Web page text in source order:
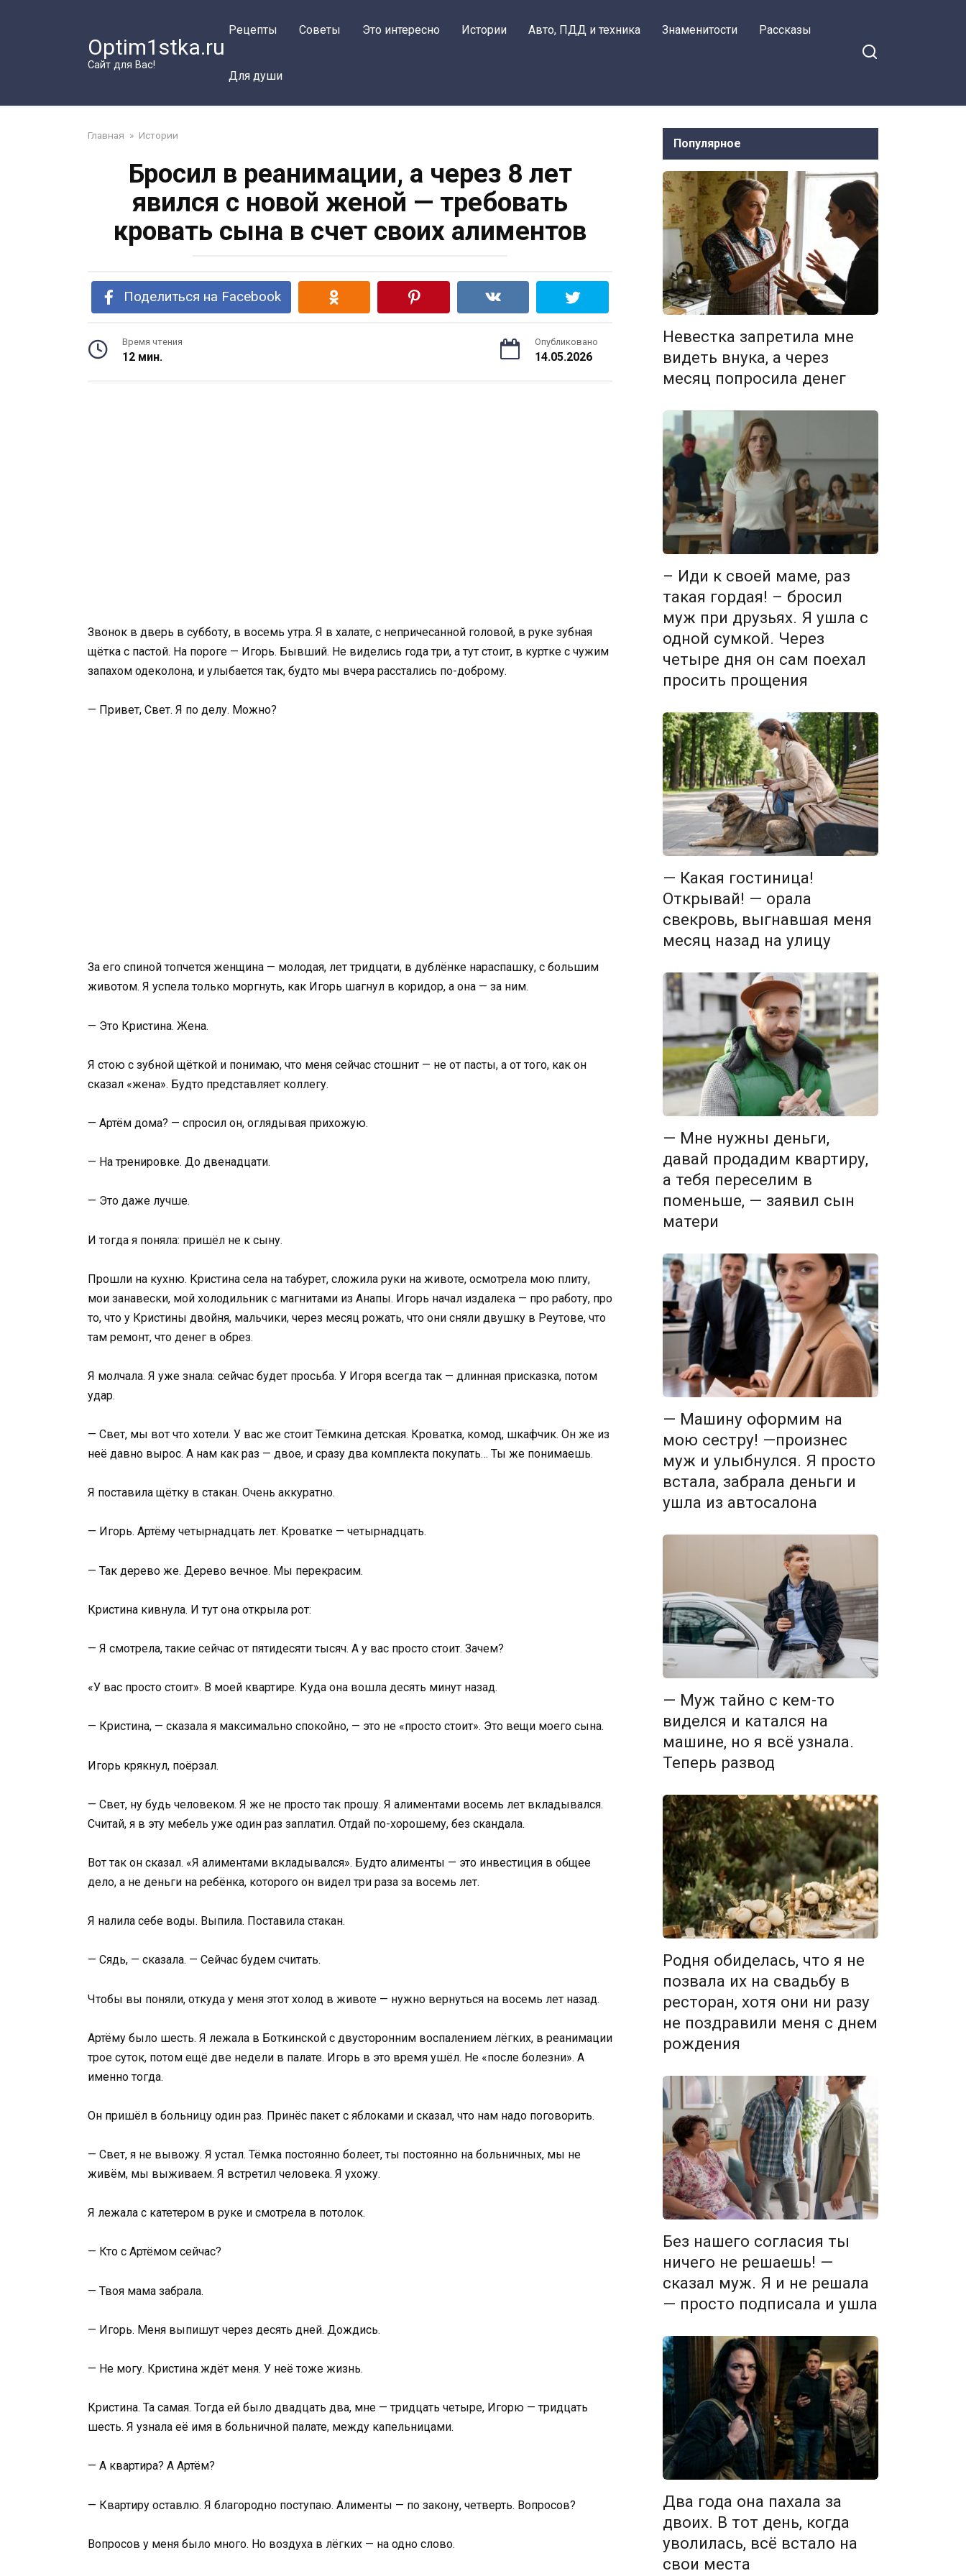
Optim1stka.ru
Сайт для Вас!
Рецепты Советы Это интересно Истории Авто, ПДД и техника Знаменитости Рассказы
Для души
Главная » Истории
Бросил в реанимации, а через 8 лет
явился с новой женой — требовать
кровать сына в счет своих алиментов
Поделиться на Facebook
Время чтения
12 мин.
Опубликовано
14.05.2026
Звонок в дверь в субботу, в восемь утра. Я в халате, с непричесанной головой, в руке зубная
щётка с пастой. На пороге — Игорь. Бывший. Не виделись года три, а тут стоит, в куртке с чужим
запахом одеколона, и улыбается так, будто мы вчера расстались по-доброму.
— Привет, Свет. Я по делу. Можно?
За его спиной топчется женщина — молодая, лет тридцати, в дублёнке нараспашку, с большим
животом. Я успела только моргнуть, как Игорь шагнул в коридор, а она — за ним.
— Это Кристина. Жена.
Я стою с зубной щёткой и понимаю, что меня сейчас стошнит — не от пасты, а от того, как он
сказал «жена». Будто представляет коллегу.
— Артём дома? — спросил он, оглядывая прихожую.
— На тренировке. До двенадцати.
— Это даже лучше.
И тогда я поняла: пришёл не к сыну.
Прошли на кухню. Кристина села на табурет, сложила руки на животе, осмотрела мою плиту,
мои занавески, мой холодильник с магнитами из Анапы. Игорь начал издалека — про работу, про
то, что у Кристины двойня, мальчики, через месяц рожать, что они сняли двушку в Реутове, что
там ремонт, что денег в обрез.
Я молчала. Я уже знала: сейчас будет просьба. У Игоря всегда так — длинная присказка, потом
удар.
— Свет, мы вот что хотели. У вас же стоит Тёмкина детская. Кроватка, комод, шкафчик. Он же из
неё давно вырос. А нам как раз — двое, и сразу два комплекта покупать… Ты же понимаешь.
Я поставила щётку в стакан. Очень аккуратно.
— Игорь. Артёму четырнадцать лет. Кроватке — четырнадцать.
— Так дерево же. Дерево вечное. Мы перекрасим.
Кристина кивнула. И тут она открыла рот:
— Я смотрела, такие сейчас от пятидесяти тысяч. А у вас просто стоит. Зачем?
«У вас просто стоит». В моей квартире. Куда она вошла десять минут назад.
— Кристина, — сказала я максимально спокойно, — это не «просто стоит». Это вещи моего сына.
Игорь крякнул, поёрзал.
— Свет, ну будь человеком. Я же не просто так прошу. Я алиментами восемь лет вкладывался.
Считай, я в эту мебель уже один раз заплатил. Отдай по-хорошему, без скандала.
Вот так он сказал. «Я алиментами вкладывался». Будто алименты — это инвестиция в общее
дело, а не деньги на ребёнка, которого он видел три раза за восемь лет.
Я налила себе воды. Выпила. Поставила стакан.
— Сядь, — сказала. — Сейчас будем считать.
Чтобы вы поняли, откуда у меня этот холод в животе — нужно вернуться на восемь лет назад.
Артёму было шесть. Я лежала в Боткинской с двусторонним воспалением лёгких, в реанимации
трое суток, потом ещё две недели в палате. Игорь в это время ушёл. Не «после болезни». А
именно тогда.
Он пришёл в больницу один раз. Принёс пакет с яблоками и сказал, что нам надо поговорить.
— Свет, я не вывожу. Я устал. Тёмка постоянно болеет, ты постоянно на больничных, мы не
живём, мы выживаем. Я встретил человека. Я ухожу.
Я лежала с катетером в руке и смотрела в потолок.
— Кто с Артёмом сейчас?
— Твоя мама забрала.
— Игорь. Меня выпишут через десять дней. Дождись.
— Не могу. Кристина ждёт меня. У неё тоже жизнь.
Кристина. Та самая. Тогда ей было двадцать два, мне — тридцать четыре, Игорю — тридцать
шесть. Я узнала её имя в больничной палате, между капельницами.
— А квартира? А Артём?
— Квартиру оставлю. Я благородно поступаю. Алименты — по закону, четверть. Вопросов?
Вопросов у меня было много. Но воздуха в лёгких — на одно слово.
Популярное
Невестка запретила мне
видеть внука, а через
месяц попросила денег
– Иди к своей маме, раз
такая гордая! – бросил
муж при друзьях. Я ушла с
одной сумкой. Через
четыре дня он сам поехал
просить прощения
— Какая гостиница!
Открывай! — орала
свекровь, выгнавшая меня
месяц назад на улицу
— Мне нужны деньги,
давай продадим квартиру,
а тебя переселим в
поменьше, — заявил сын
матери
— Машину оформим на
мою сестру! —произнес
муж и улыбнулся. Я просто
встала, забрала деньги и
ушла из автосалона
— Муж тайно с кем-то
виделся и катался на
машине, но я всё узнала.
Теперь развод
Родня обиделась, что я не
позвала их на свадьбу в
ресторан, хотя они ни разу
не поздравили меня с днем
рождения
Без нашего согласия ты
ничего не решаешь! —
сказал муж. Я и не решала
— просто подписала и ушла
Два года она пахала за
двоих. В тот день, когда
уволилась, всё встало на
свои места